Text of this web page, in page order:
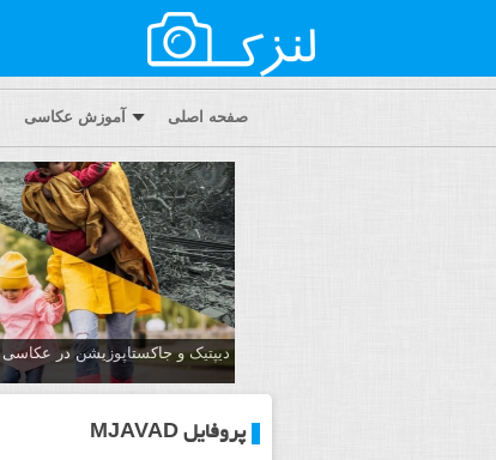
صفحه اصلی آموزش عکاسی
دیپتیک و جاکستا‌پوزیشن در عکاسی
پروفایل MJAVAD